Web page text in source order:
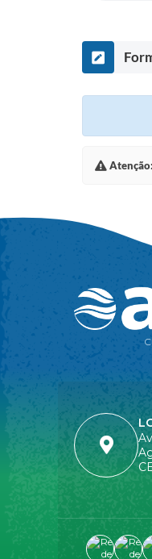
Atenção: